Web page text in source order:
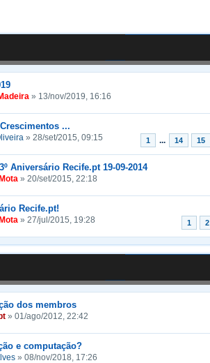
» 13/nov/2019, 16:16
...
1 ... 14 15
» 28/set/2015, 09:15
Aniversário Recife.pt 19-09-2014
» 20/set/2015, 22:18
Recife.pt!
1 2
» 27/jul/2015, 19:28
dos membros
» 01/ago/2012, 22:42
e computação?
» 08/nov/2018, 17:26